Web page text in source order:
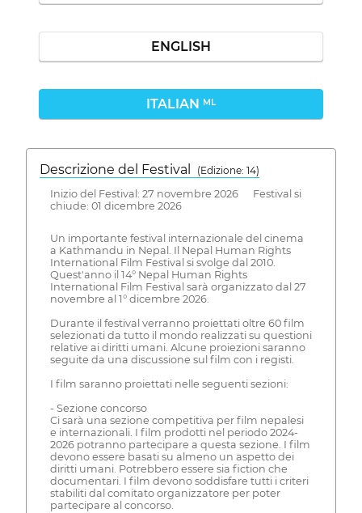
ENGLISH
ITALIAN ML
Descrizione del Festival
( Edizione: 14)
Inizio del Festival: 27 novembre 2026 Festival si
chiude: 01 dicembre 2026
Un importante festival internazionale del cinema
a Kathmandu in Nepal. Il Nepal Human Rights
International Film Festival si svolge dal 2010.
Quest'anno il 14° Nepal Human Rights
International Film Festival sarà organizzato dal 27
novembre al 1° dicembre 2026.
Durante il festival verranno proiettati oltre 60 film
selezionati da tutto il mondo realizzati su questioni
relative ai diritti umani. Alcune proiezioni saranno
seguite da una discussione sul film con i registi.
I film saranno proiettati nelle seguenti sezioni:
- Sezione concorso
Ci sarà una sezione competitiva per film nepalesi
e internazionali. I film prodotti nel periodo 2024-
2026 potranno partecipare a questa sezione. I film
devono essere basati su almeno un aspetto dei
diritti umani. Potrebbero essere sia fiction che
documentari. I film devono soddisfare tutti i criteri
stabiliti dal comitato organizzatore per poter
partecipare al concorso.